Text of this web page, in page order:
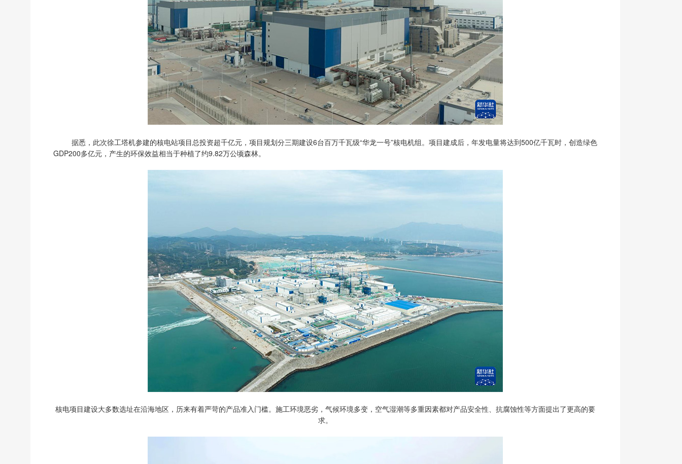
据悉，此次徐工塔机参建的核电站项目总投资超千亿元，项目规划分三期建设6台百万千瓦级“华龙一号”核电机组。项目建成后，年发电量将达到500亿千瓦时，创造绿色
GDP200多亿元，产生的环保效益相当于种植了约9.82万公顷森林。
核电项目建设大多数选址在沿海地区，历来有着严苛的产品准入门槛。施工环境恶劣，气候环境多变，空气湿潮等多重因素都对产品安全性、抗腐蚀性等方面提出了更高的要
求。